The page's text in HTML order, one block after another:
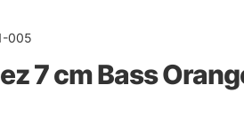
005
7 cm Bass